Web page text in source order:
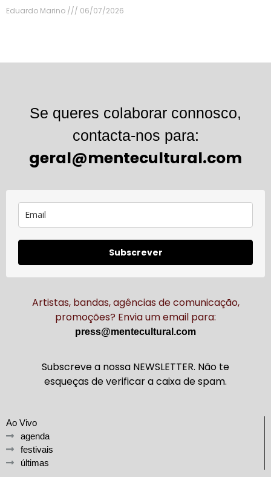
Eduardo Marino
06/07/2026
Se queres colaborar connosco,
contacta-nos para:
geral@mentecultural.com
Subscrever
Artistas, bandas, agências de comunicação,
promoções? Envia um email para:
press@mentecultural.com
Subscreve a nossa NEWSLETTER. Não te
esqueças de verificar a caixa de spam.
Ao Vivo
agenda
festivais
últimas